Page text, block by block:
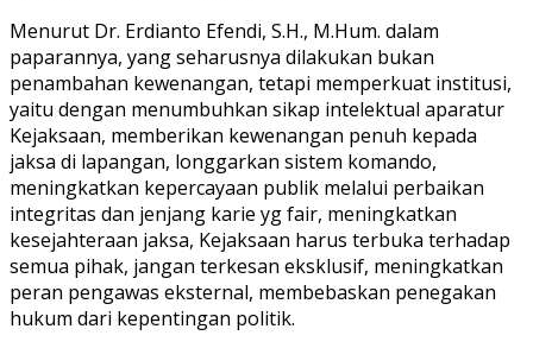
Menurut Dr. Erdianto Efendi, S.H., M.Hum. dalam
paparannya, yang seharusnya dilakukan bukan
penambahan kewenangan, tetapi memperkuat institusi,
yaitu dengan menumbuhkan sikap intelektual aparatur
Kejaksaan, memberikan kewenangan penuh kepada
jaksa di lapangan, longgarkan sistem komando,
meningkatkan kepercayaan publik melalui perbaikan
integritas dan jenjang karie yg fair, meningkatkan
kesejahteraan jaksa, Kejaksaan harus terbuka terhadap
semua pihak, jangan terkesan eksklusif, meningkatkan
peran pengawas eksternal, membebaskan penegakan
hukum dari kepentingan politik.